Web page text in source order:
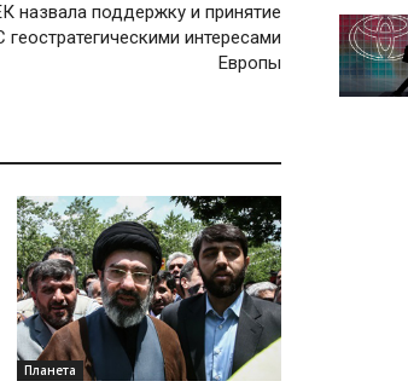
назвала поддержку и принятие
интересами
Европы
Планета